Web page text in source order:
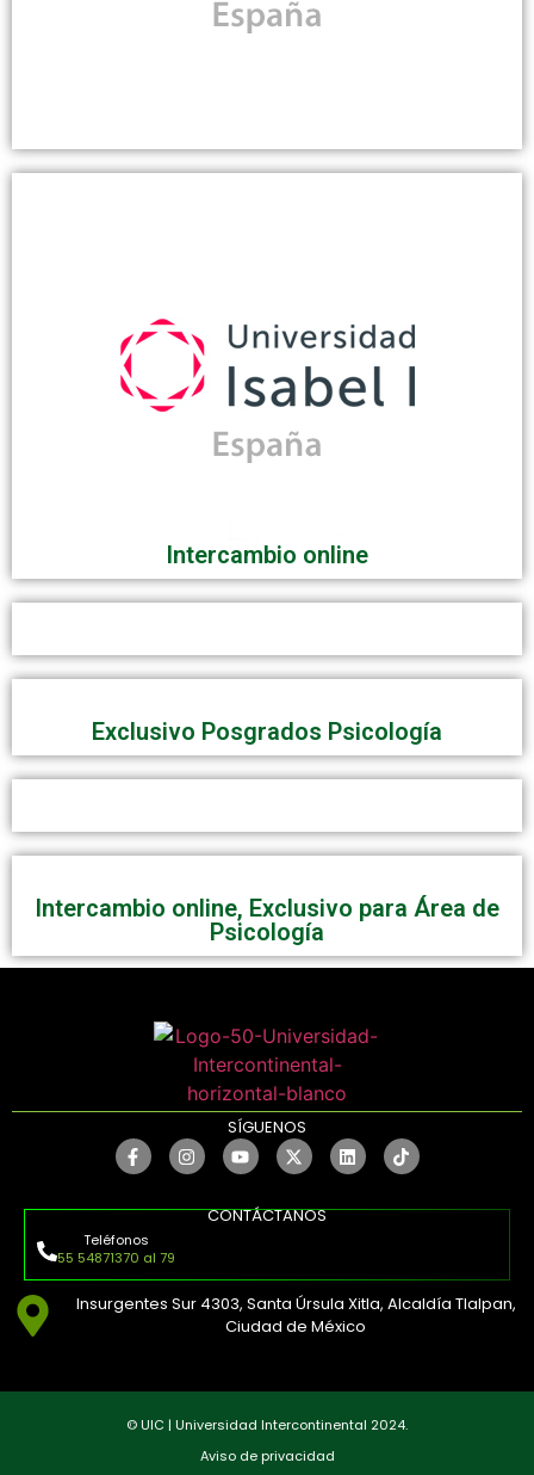
Intercambio online
Exclusivo Posgrados Psicología
Intercambio online, Exclusivo para Área de
Psicología
SÍGUENOS
CONTÁCTANOS
Teléfonos
55 54871370 al 79
Insurgentes Sur 4303, Santa Úrsula Xitla, Alcaldía Tlalpan,
Ciudad de México
© UIC | Universidad Intercontinental 2024.
Aviso de privacidad